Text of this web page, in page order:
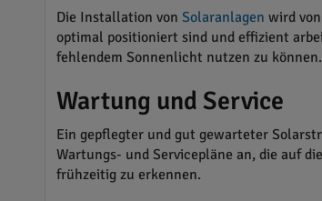
Die Installation von Solaranlagen wird
optimal positioniert sind und effizient
fehlendem Sonnenlicht nutzen zu können.
Wartung und Service
Ein gepflegter und gut gewarteter
Wartungs- und Servicepläne an, die auf
frühzeitig zu erkennen.